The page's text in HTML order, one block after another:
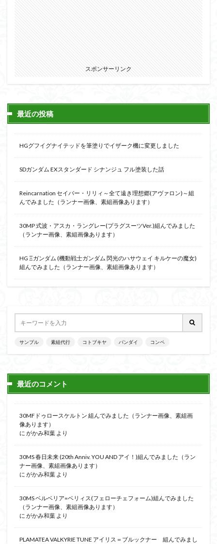
スポンサーリンク
最近の投稿
HGグフイグナイテッドを筆塗りでイザーク機に変更しました
SDガンダム EXスタンダード シナンジュ フル塗装した話
Reincarnation セイバー・リリィ～全て遠き理想郷(アヴァロン)～組
んでみました（ランナー画像、素組画像あります）
30MP 式波・アスカ・ラングレー(プラグスーツVer.)組んでみました
（ランナー画像、素組画像あります）
HG Ξガンダム (機動戦士ガンダム 閃光のハサウェイ キルケーの魔女)
組んでみました（ランナー画像、素組画像あります）
サンプル 素組代行 コトブキヤ バンダイ コンペ
最近のコメント
30MFドゥロースケルトン 組んでみました（ランナー画像、素組画
像あります）
に がかみ和葉 より
30MS 春日未来 (20th Anniv. YOU AND アイ！)組んでみました（ラン
ナー画像、素組画像あります）
に がかみ和葉 より
30MS ベルベリア=ベリィス(フェローチェフォーム)組んでみました
（ランナー画像、素組画像あります）
に がかみ和葉 より
PLAMATEA VALKYRIE TUNE アイリス＝ブルックナー 組んでみまし